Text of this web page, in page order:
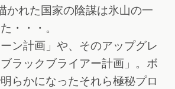
かれた国家の陰謀は氷山の一
・・・。
ーン計画」や、そのアップグレ
ラックブライアー計画」。ボ
らかになったそれら極秘プロ